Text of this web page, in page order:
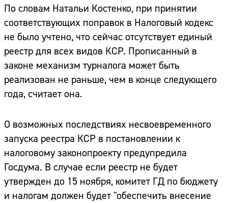
По словам Натальи Костенко, при принятии
соответствующих поправок в Налоговый кодекс
не было учтено, что сейчас отсутствует единый
реестр для всех видов КСР. Прописанный в
законе механизм турналога может быть
реализован не раньше, чем в конце следующего
года, считает она.
О возможных последствиях несвоевременного
запуска реестра КСР в постановлении к
налоговому законопроекту предупредила
Госдума. В случае если реестр не будет
утвержден до 15 ноября, комитет ГД по бюджету
и налогам должен будет "обеспечить внесение